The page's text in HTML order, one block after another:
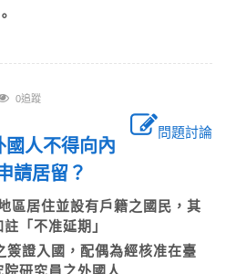
0追蹤
問題討論
國人不得向內
請居留？
區居住並設有戶籍之國民，其
「不准延期」
證入國，配偶為經核准在臺
研究員之外國人